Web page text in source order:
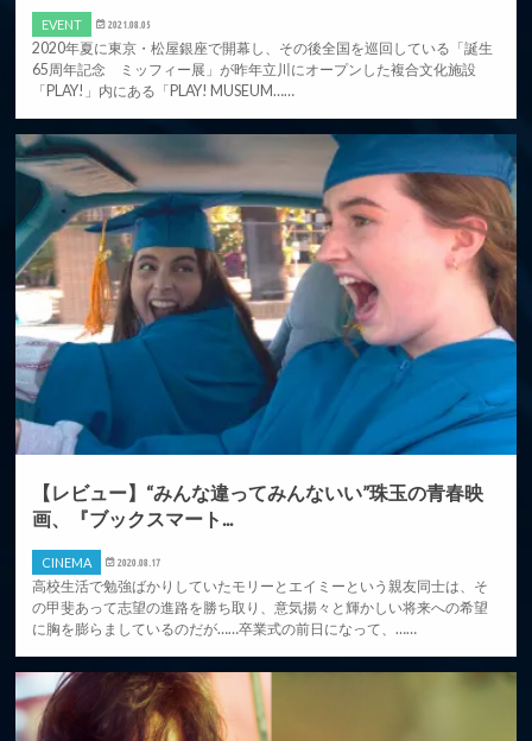
EVENT 2021.08.05
2020年夏に東京・松屋銀座で開幕し、その後全国を巡回している「誕生
65周年記念 ミッフィー展」が昨年立川にオープンした複合文化施設
「PLAY!」内にある「PLAY! MUSEUM……
【レビュー】“みんな違ってみんないい”珠玉の青春映
画、『ブックスマート...
CINEMA 2020.08.17
高校生活で勉強ばかりしていたモリーとエイミーという親友同士は、そ
の甲斐あって志望の進路を勝ち取り、意気揚々と輝かしい将来への希望
に胸を膨らましているのだが……卒業式の前日になって、……